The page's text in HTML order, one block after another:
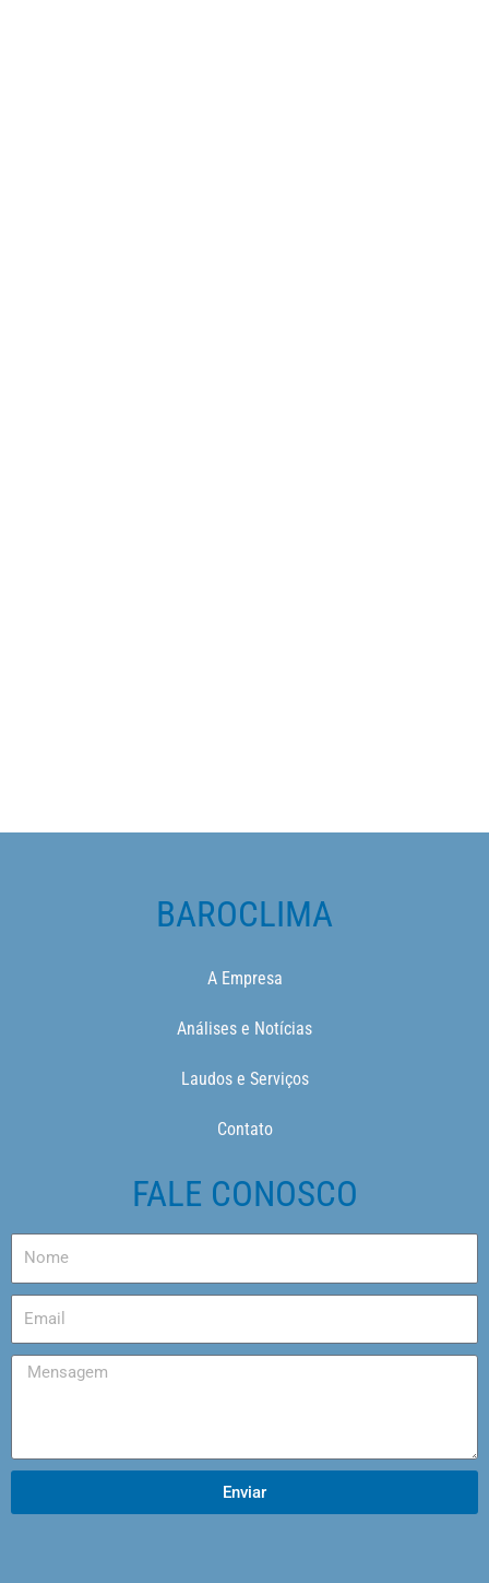
BAROCLIMA
A Empresa
Análises e Notícias
Laudos e Serviços
Contato
FALE CONOSCO
Enviar